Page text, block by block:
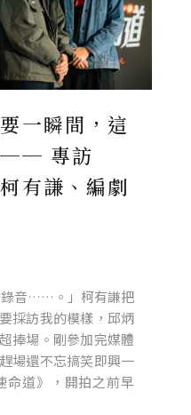
一瞬間，這
── 專訪
有謙、編劇
錄音……。」柯有謙把
採訪我的模樣，邱炳
捧場。剛參加完媒體
場還不忘搞笑即興一
命道》，開拍之前早